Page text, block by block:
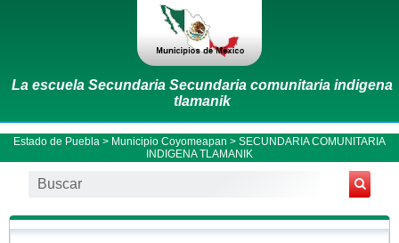
La escuela Secundaria Secundaria comunitaria indigena
tlamanik
Estado de Puebla > Municipio Coyomeapan > SECUNDARIA COMUNITARIA
INDIGENA TLAMANIK